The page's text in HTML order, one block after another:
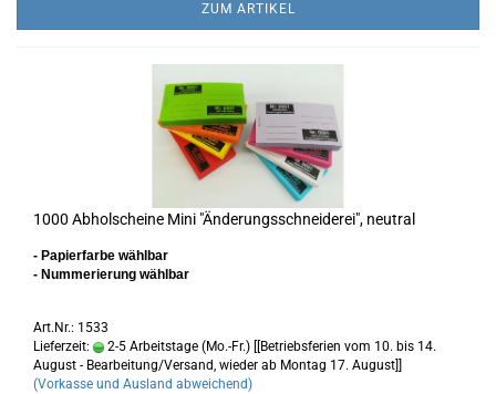
ZUM ARTIKEL
1000 Abholscheine Mini "Änderungsschneiderei", neutral
- Papierfarbe wählbar
- Nummerierung wählbar
Art.Nr.: 1533
Lieferzeit:
2-5 Arbeitstage (Mo.-Fr.) [[Betriebsferien vom 10. bis 14.
August - Bearbeitung/Versand, wieder ab Montag 17. August]]
(Vorkasse und Ausland abweichend)